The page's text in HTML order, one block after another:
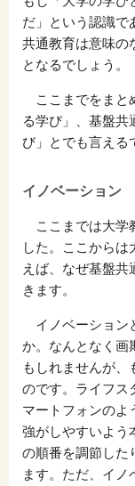
だ」という認識で
共通教育は意味の
となるでしょう。
ここまでをまと
る学び」、基盤共
び」とでも言える
イノベーション
ここまでは大学
した。ここから
えば、なぜ基盤共
きます。
イノベーション
か。なんとなく画
もしれませんが、
のです。ライフス
マートフォンのよ
強がしやすいよう
の順番を調節した
ます。ただ、イノ